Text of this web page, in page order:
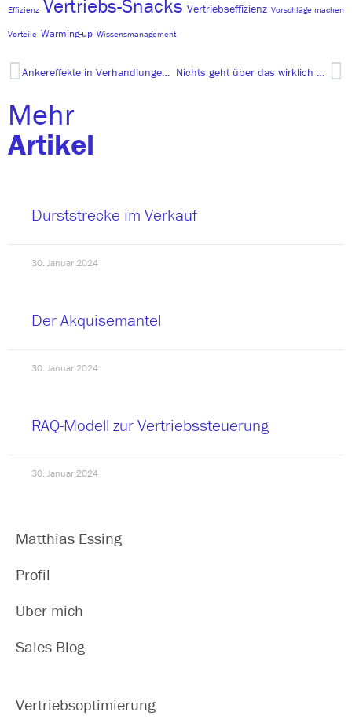
Effizienz Vertriebs-Snacks Vertriebseffizienz Vorschläge machen
Vorteile Warming-up Wissensmanagement
Mehr
Artikel
Durststrecke im Verkauf
30. Januar 2024
Der Akquisemantel
30. Januar 2024
RAQ-Modell zur Vertriebssteuerung
30. Januar 2024
Matthias Essing
Profil
Über mich
Sales Blog
Vertriebsoptimierung